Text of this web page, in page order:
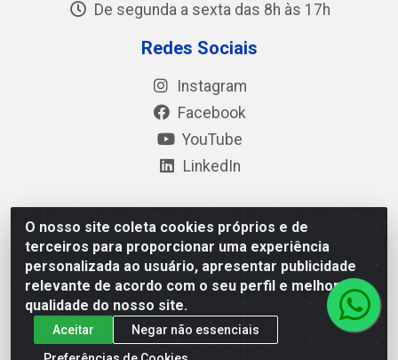
O nosso site coleta cookies próprios e de
terceiros para proporcionar uma experiência
personalizada ao usuário, apresentar publicidade
relevante de acordo com o seu perfil e melhorar a
qualidade do nosso site.
Aceitar
Negar não essenciais
De segunda a sexta das 8h às 17h
Redes Sociais
Instagram
Facebook
YouTube
LinkedIn
Polimold Industrial Ltda - Estrada dos Casa, 4585 – São
Bernardo do Campo / SP – CEP: 09.840-000 - CNPJ
44.106.466/0001-41